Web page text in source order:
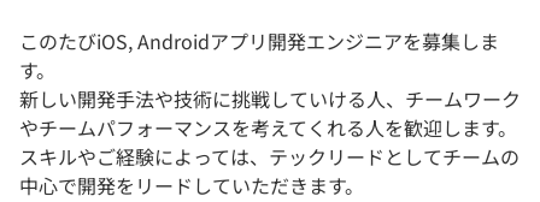
このたびiOS, Androidアプリ開発エンジニアを募集しま
す。
新しい開発手法や技術に挑戦していける人、チームワーク
やチームパフォーマンスを考えてくれる人を歓迎します。
スキルやご経験によっては、テックリードとしてチームの
中心で開発をリードしていただきます。